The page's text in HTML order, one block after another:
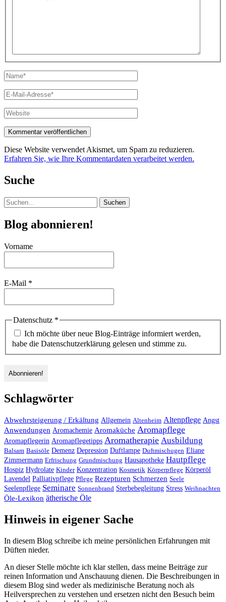
Name*
E-
Mail-
Adresse*
Website
Diese Website verwendet Akismet, um Spam zu reduzieren.
Erfahren Sie, wie Ihre Kommentardaten verarbeitet werden.
Suche
Suchen
nach:
Blog abonnieren!
Vorname
E-Mail *
Datenschutz *
Ich möchte über neue Blog-Einträge informiert werden,
habe die Datenschutzerklärung gelesen und stimme zu.
Schlagwörter
Abwehrsteigerung / Erkältung Allgemein Altenheim Altenpflege Angst
Anwendungen Aromachemie Aromaküche Aromapflege
Aromapflegerin Aromapflegetipps Aromatherapie Ausbildung
Balsam Basisöle Demenz Depression Duftlampe Duftmischugen Eliane
Zimmermann Erfrischung Grundmischung Hausapotheke Hautpflege
Hospiz Hydrolate Kinder Konzentration Kosmetik Körperpflege Körperöl
Lavendel Palliativpflege Pflege Rezepturen Schmerzen Seele
Seelenpflege Seminare Sonnenbrand Sterbebegleitung Stress Weihnachten
Öle-Lexikon ätherische Öle
Hinweis in eigener Sache
In diesem Blog schreibe ich meine persönlichen Erfahrungen mit
Düften nieder.
An dieser Stelle möchte ich klar stellen, dass meine Beiträge zur
reinen Information und Anschauung dienen. Die Beschreibungen in
diesem Blog sind weder als medizinische Beratung noch als
Heilversprechen zu verstehen und ersetzen nicht den Besuch beim